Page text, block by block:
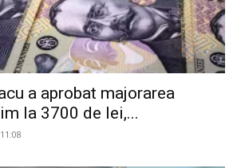
a aprobat majorarea
la 3700 de lei,...